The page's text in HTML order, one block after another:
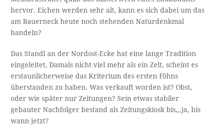
hervor. Eichen werden sehr alt, kann es sich dabei um das
am Bauerneck heute noch stehenden Naturdenkmal
handeln?
Das Standl an der Nordost-Ecke hat eine lange Tradition
eingeleitet, Damals nicht viel mehr als ein Zelt, scheint es
erstaunlicherweise das Kriterium des ersten Föhns
überstanden zu haben. Was verkauft worden ist? Obst,
oder wie später nur Zeitungen? Sein etwas stabiler
gebauter Nachfolger bestand als Zeitungskiosk bis,,,ja, bis
wann jetzt?